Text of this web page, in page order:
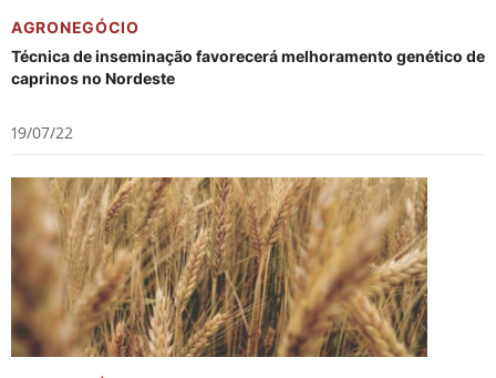
AGRONEGÓCIO
Técnica de inseminação favorecerá melhoramento genético de
caprinos no Nordeste
19/07/22